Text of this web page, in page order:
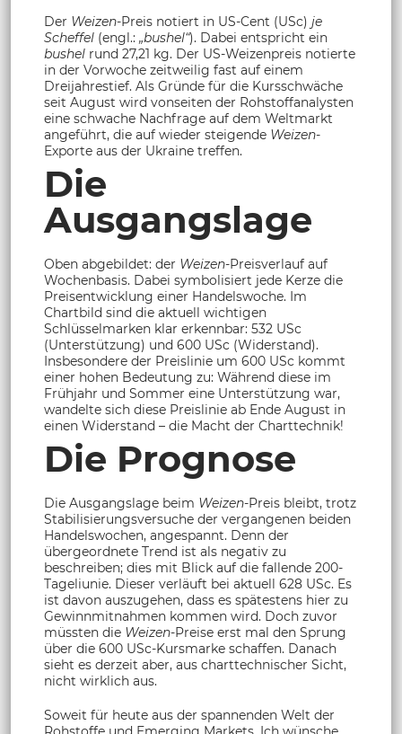
Der Weizen-Preis notiert in US-Cent (USc) je
Scheffel (engl.: „bushel“). Dabei entspricht ein
bushel rund 27,21 kg. Der US-Weizenpreis notierte
in der Vorwoche zeitweilig fast auf einem
Dreijahrestief. Als Gründe für die Kursschwäche
seit August wird vonseiten der Rohstoffanalysten
eine schwache Nachfrage auf dem Weltmarkt
angeführt, die auf wieder steigende Weizen-
Exporte aus der Ukraine treffen.
Die
Ausgangslage
Oben abgebildet: der Weizen-Preisverlauf auf
Wochenbasis. Dabei symbolisiert jede Kerze die
Preisentwicklung einer Handelswoche. Im
Chartbild sind die aktuell wichtigen
Schlüsselmarken klar erkennbar: 532 USc
(Unterstützung) und 600 USc (Widerstand).
Insbesondere der Preislinie um 600 USc kommt
einer hohen Bedeutung zu: Während diese im
Frühjahr und Sommer eine Unterstützung war,
wandelte sich diese Preislinie ab Ende August in
einen Widerstand – die Macht der Charttechnik!
Die Prognose
Die Ausgangslage beim Weizen-Preis bleibt, trotz
Stabilisierungsversuche der vergangenen beiden
Handelswochen, angespannt. Denn der
übergeordnete Trend ist als negativ zu
beschreiben; dies mit Blick auf die fallende 200-
Tageliunie. Dieser verläuft bei aktuell 628 USc. Es
ist davon auszugehen, dass es spätestens hier zu
Gewinnmitnahmen kommen wird. Doch zuvor
müssten die Weizen-Preise erst mal den Sprung
über die 600 USc-Kursmarke schaffen. Danach
sieht es derzeit aber, aus charttechnischer Sicht,
nicht wirklich aus.
Soweit für heute aus der spannenden Welt der